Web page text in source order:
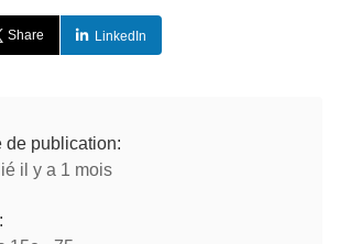
Share LinkedIn
de publication:
il y a 1 mois